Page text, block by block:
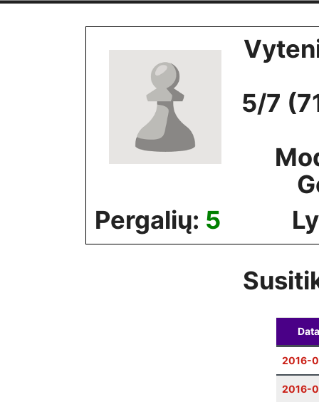
5/7
Pergalių: 5
Data
2016-
2016-